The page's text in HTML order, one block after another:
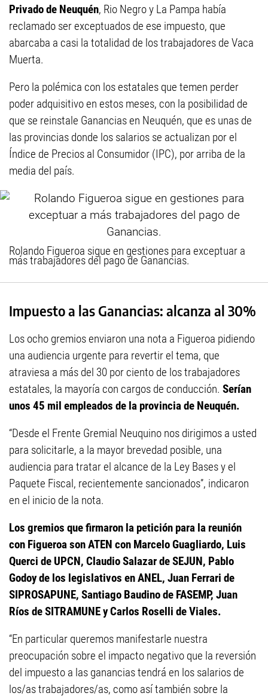
Privado de Neuquén, Rio Negro y La Pampa había
reclamado ser exceptuados de ese impuesto, que
abarcaba a casi la totalidad de los trabajadores de Vaca
Muerta.
Pero la polémica con los estatales que temen perder
poder adquisitivo en estos meses, con la posibilidad de
que se reinstale Ganancias en Neuquén, que es unas de
las provincias donde los salarios se actualizan por el
Índice de Precios al Consumidor (IPC), por arriba de la
media del país.
Rolando Figueroa sigue en gestiones para exceptuar a
más trabajadores del pago de Ganancias.
Impuesto a las Ganancias: alcanza al 30%
Los ocho gremios enviaron una nota a Figueroa pidiendo
una audiencia urgente para revertir el tema, que
atraviesa a más del 30 por ciento de los trabajadores
estatales, la mayoría con cargos de conducción. Serían
unos 45 mil empleados de la provincia de Neuquén.
“Desde el Frente Gremial Neuquino nos dirigimos a usted
para solicitarle, a la mayor brevedad posible, una
audiencia para tratar el alcance de la Ley Bases y el
Paquete Fiscal, recientemente sancionados”, indicaron
en el inicio de la nota.
Los gremios que firmaron la petición para la reunión
con Figueroa son ATEN con Marcelo Guagliardo, Luis
Querci de UPCN, Claudio Salazar de SEJUN, Pablo
Godoy de los legislativos en ANEL, Juan Ferrari de
SIPROSAPUNE, Santiago Baudino de FASEMP, Juan
Ríos de SITRAMUNE y Carlos Roselli de Viales.
“En particular queremos manifestarle nuestra
preocupación sobre el impacto negativo que la reversión
del impuesto a las ganancias tendrá en los salarios de
los/as trabajadores/as, como así también sobre la